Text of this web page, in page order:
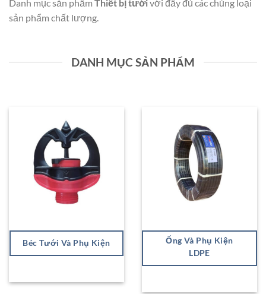
Danh mục sản phẩm Thiết bị tướivới đầy đủ các chủng loại
sản phẩm chất lượng.
DANH MỤC SẢN PHẨM
Béc Tưới Và Phụ Kiện
Ống Và Phụ Kiện
LDPE